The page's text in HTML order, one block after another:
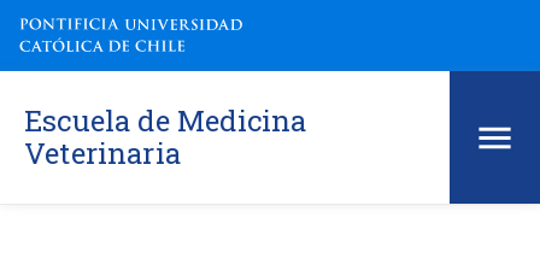
Escuela de Medicina
Veterinaria